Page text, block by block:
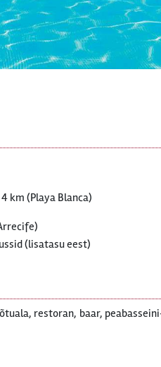
km (Playa Blanca)
(lisatasu eest)
restoran, baar,